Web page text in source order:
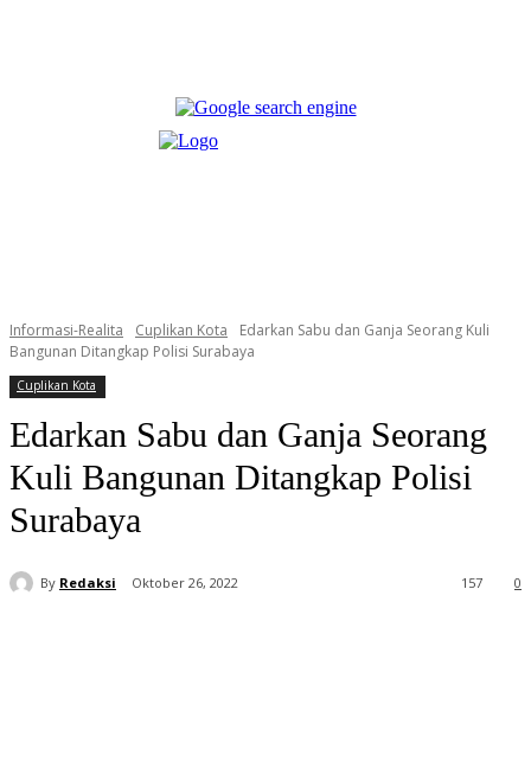
Informasi-Realita Cuplikan Kota
Edarkan Sabu dan Ganja Seorang Kuli
Bangunan Ditangkap Polisi Surabaya
Cuplikan Kota
Edarkan Sabu dan Ganja Seorang
Kuli Bangunan Ditangkap Polisi
Surabaya
By Redaksi Oktober 26, 2022 0
157